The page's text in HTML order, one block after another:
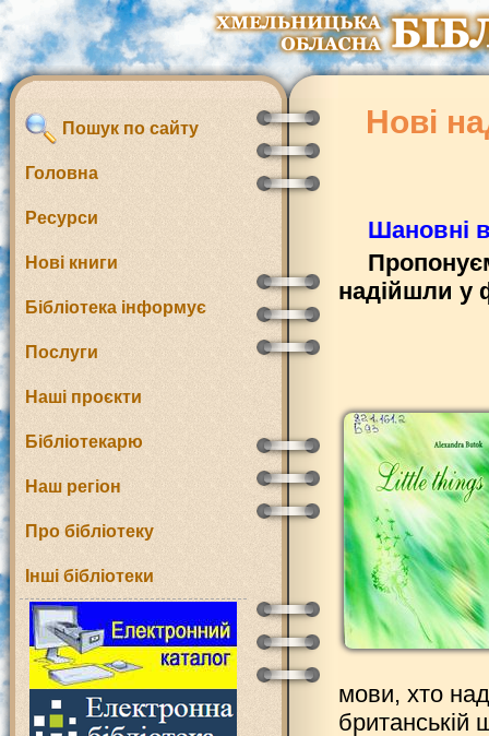
Пошук по сайту
Головна
Ресурси
Нові книги
Бібліотека інформує
Послуги
Наші проєкти
Бібліотекарю
Наш регіон
Про бібліотеку
Інші бібліотеки
Нові
Шановні
надійшли у
мови, хто
британській